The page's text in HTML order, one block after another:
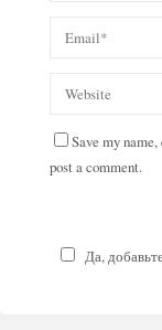
Save my
post a comment.
Да,